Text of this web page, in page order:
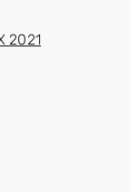
2021